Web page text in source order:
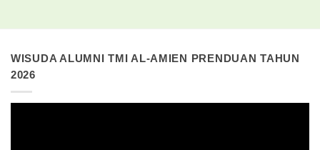
WISUDA ALUMNI TMI AL-AMIEN PRENDUAN TAHUN
2026